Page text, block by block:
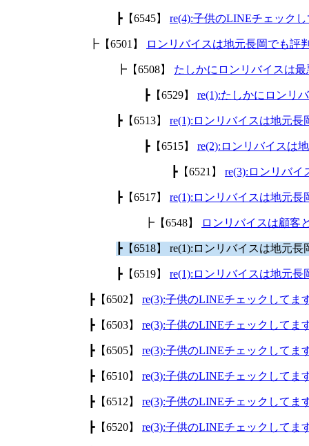
┣【6545】 re(4):子供のLINEチェック
┣【6501】 ロンリバイスは地元長岡でも評
┣【6508】 たしかにロンリバイスは
┣【6529】 re(1):たしかにロンリ
┣【6513】 re(1):ロンリバイスは地元
┣【6515】 re(2):ロンリバイスは
┣【6521】 re(3):ロンリバ
┣【6517】 re(1):ロンリバイスは地元
┣【6548】 ロンリバイスは顧客
┣【6518】 re(1):ロンリバイスは地元
┣【6519】 re(1):ロンリバイスは地元
┣【6502】 re(3):子供のLINEチェックしてま
┣【6503】 re(3):子供のLINEチェックしてま
┣【6505】 re(3):子供のLINEチェックしてま
┣【6510】 re(3):子供のLINEチェックしてま
┣【6512】 re(3):子供のLINEチェックしてま
┣【6520】 re(3):子供のLINEチェックしてま